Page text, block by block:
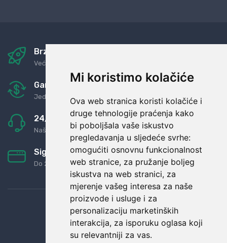
Mi koristimo kolačiće
Ova web stranica koristi kolačiće i
druge tehnologije praćenja kako
bi poboljšala vaše iskustvo
pregledavanja u sljedeće svrhe:
omogućiti osnovnu funkcionalnost
web stranice, za pružanje boljeg
iskustva na web stranici, za
mjerenje vašeg interesa za naše
proizvode i usluge i za
personalizaciju marketinških
interakcija, za isporuku oglasa koji
su relevantniji za vas.
Brza i sigurna dostava
Već za nekoliko dana kod vas
Garancija u povrat novaca
Jednostavno pravilo: Roba za novac
24/7 odlična podrška
Naši agenti uvijek na raspolaganju
Sigurno obročno plaćanje
Do 24 rata bez kamata